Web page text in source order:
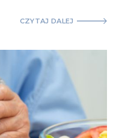
CZYTAJ DALEJ